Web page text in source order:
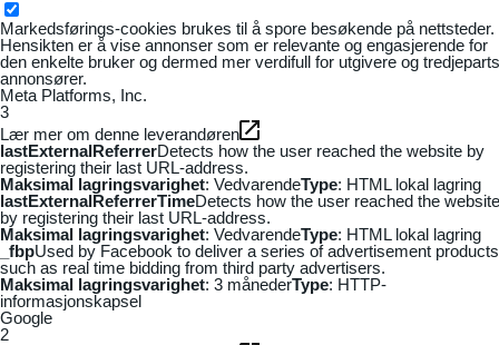
Markedsførings-cookies brukes til å spore besøkende på nettsteder.
Hensikten er å vise annonser som er relevante og engasjerende for
den enkelte bruker og dermed mer verdifull for utgivere og tredjeparts
annonsører.
Meta Platforms, Inc.
3
Lær mer om denne leverandøren
lastExternalReferrerDetects how the user reached the website by
registering their last URL-address.
Maksimal lagringsvarighet: VedvarendeType: HTML lokal lagring
lastExternalReferrerTimeDetects how the user reached the website
by registering their last URL-address.
Maksimal lagringsvarighet: VedvarendeType: HTML lokal lagring
_fbpUsed by Facebook to deliver a series of advertisement products
such as real time bidding from third party advertisers.
Maksimal lagringsvarighet: 3 månederType: HTTP-
informasjonskapsel
Google
2